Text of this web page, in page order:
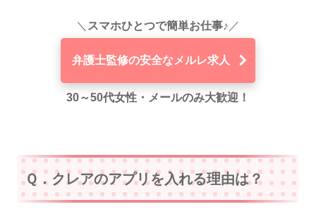
＼ スマホひとつで簡単お仕事♪ ／
弁護士監修の安全なメルレ求人
30～50代女性・メールのみ大歓迎！
Ｑ．クレアのアプリを入れる理由は？